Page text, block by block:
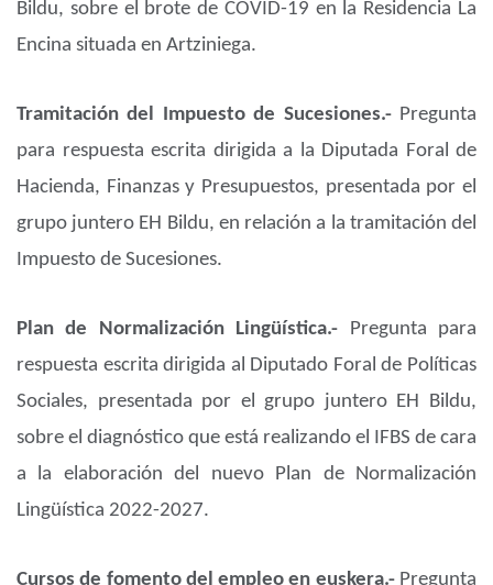
Bildu, sobre el brote de COVID-19 en la Residencia La
Encina situada en Artziniega.
Tramitación del Impuesto de Sucesiones.- Pregunta
para respuesta escrita dirigida a la Diputada Foral de
Hacienda, Finanzas y Presupuestos, presentada por el
grupo juntero EH Bildu, en relación a la tramitación del
Impuesto de Sucesiones.
Plan de Normalización Lingüística.- Pregunta para
respuesta escrita dirigida al Diputado Foral de Políticas
Sociales, presentada por el grupo juntero EH Bildu,
sobre el diagnóstico que está realizando el IFBS de cara
a la elaboración del nuevo Plan de Normalización
Lingüística 2022-2027.
Cursos de fomento del empleo en euskera.- Pregunta